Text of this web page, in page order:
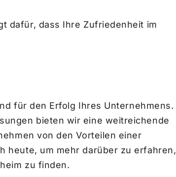
dafür, dass Ihre Zufriedenheit im
für den Erfolg Ihres Unternehmens.
bieten wir eine weitreichende
von den Vorteilen einer
heute, um mehr darüber zu erfahren,
zu finden.